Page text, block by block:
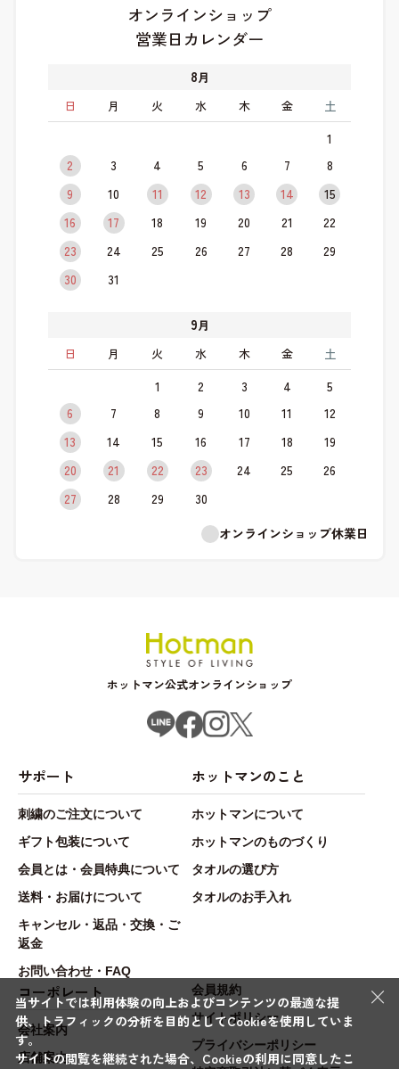
オンラインショップ
営業日カレンダー
8月
日
月 火 水 木 金 土
1
2
3 4 5 6 7
8
9
10 11 12 13 14
15
16
17 18 19 20 21
22
23
24 25 26 27 28
29
30
31
9月
日
月 火 水 木 金 土
1 2 3 4
5
6
7 8 9 10 11
12
13
14 15 16 17 18
19
20
21 22 23 24 25
26
27
28 29
30
オンラインショップ休業日
ホットマン公式オンラインショップ
サポート
刺繍のご注文について
ギフト包装について
会員とは・会員特典について
送料・お届けについて
キャンセル・返品・交換・ご
返金
お問い合わせ・FAQ
ホットマンのこと
ホットマンについて
ホットマンのものづくり
タオルの選び方
タオルのお手入れ
コーポレート
会社案内
店舗案内
会員規約
サイトポリシー
プライバシーポリシー
×
当サイトでは利用体験の向上およびコンテンツの最適な提
供、トラフィックの分析を目的としてCookieを使用していま
す。
サイトの閲覧を継続された場合、Cookieの利用に同意したこ